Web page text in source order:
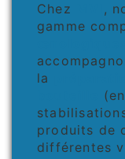
Chez
,
gamme
la
produits de
différentes